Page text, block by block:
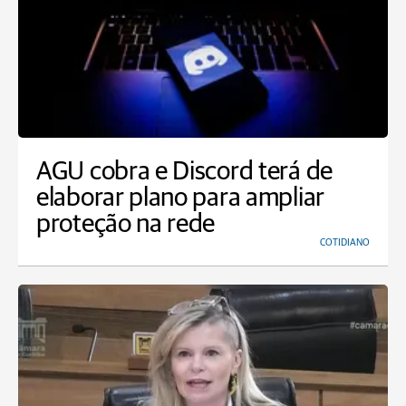
AGU cobra e Discord terá de
elaborar plano para ampliar
proteção na rede
COTIDIANO